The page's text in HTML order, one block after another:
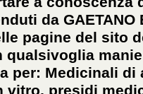
da GAETANO
pagine del sito
qualsivoglia
per: Medicinali